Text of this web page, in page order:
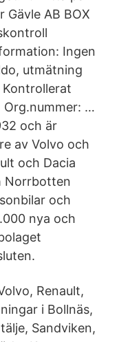
Gävle AB BOX
Ingen
utmätning
Org.nummer: …
och är
av Volvo och
och Dacia
Norrbotten
och
nya och
Renault,
i Bollnäs,
Sandviken,